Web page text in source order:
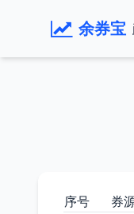
余券宝
序号 券